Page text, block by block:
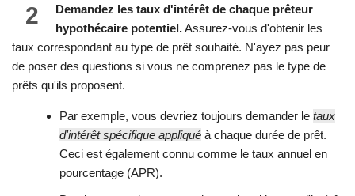
2
Demandez les taux d'intérêt de chaque prêteur
hypothécaire potentiel.Assurez-vous d'obtenir les
taux correspondant au type de prêt souhaité. N'ayez pas peur
de poser des questions si vous ne comprenez pas le type de
prêts qu'ils proposent.
Par exemple, vous devriez toujours demander le taux
d'intérêt spécifique appliqué à chaque durée de prêt.
Ceci est également connu comme le taux annuel en
pourcentage (APR).